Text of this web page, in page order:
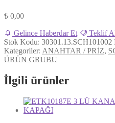
₺ 0,00
Gelince Haberdar Et
Teklif
Stok Kodu: 30301.13.SCH101002
Kategoriler: ANAHTAR / PRİZ,
ÜRÜN GRUBU
İlgili ürünler